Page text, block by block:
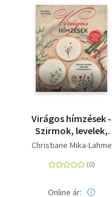
Virágos hímzések -
Szirmok, levelek,
bokréták
Christiane Mika-Lahme
Online ár: